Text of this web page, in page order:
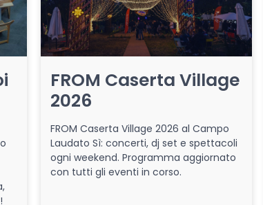
FROM Caserta Village
2026
FROM Caserta Village 2026 al Campo
Laudato Sì: concerti, dj set e spettacoli
ogni weekend. Programma aggiornato
con tutti gli eventi in corso.